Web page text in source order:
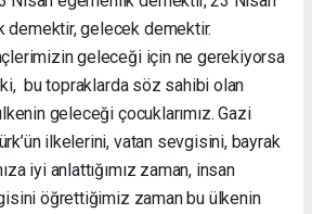
demektir, gelecek demektir.
geleceği için ne gerekiyorsa
bu topraklarda söz sahibi olan
geleceği çocuklarımız. Gazi
ilkelerini, vatan sevgisini, bayrak
iyi anlattığımız zaman, insan
öğrettiğimiz zaman bu ülkenin